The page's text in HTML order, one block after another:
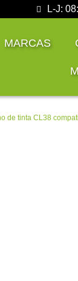
L-J:
MARCAS
de tinta CL38